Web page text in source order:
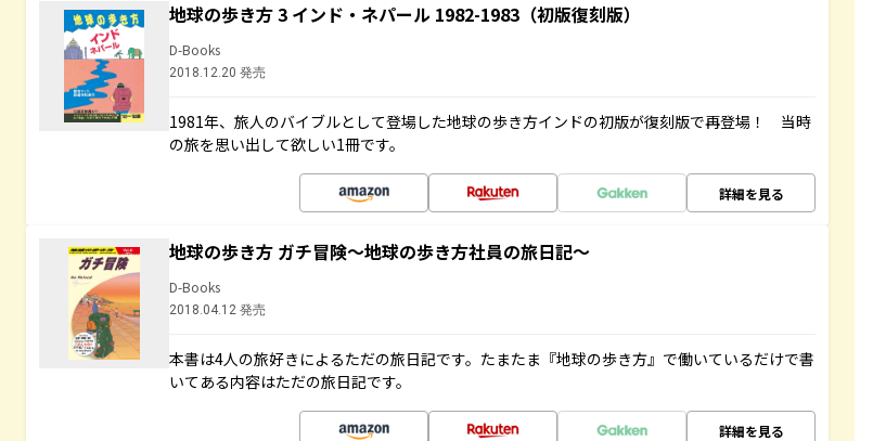
地球の歩き方 3 インド・ネパール 1982-1983（初版復刻版）
D-Books
2018.12.20 発売
1981年、旅人のバイブルとして登場した地球の歩き方インドの初版が復刻版で再登場！ 当時
の旅を思い出して欲しい1冊です。
詳細を見る
地球の歩き方 ガチ冒険～地球の歩き方社員の旅日記～
D-Books
2018.04.12 発売
本書は4人の旅好きによるただの旅日記です。たまたま『地球の歩き方』で働いているだけで書
いてある内容はただの旅日記です。
詳細を見る